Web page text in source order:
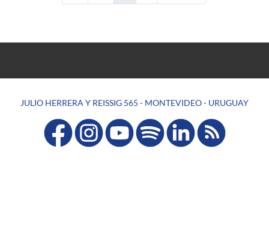
JULIO HERRERA Y REISSIG 565 - MONTEVIDEO - URUGUAY